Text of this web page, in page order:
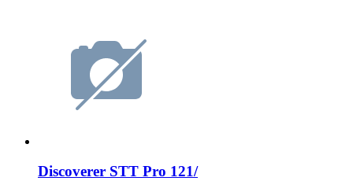
Discoverer STT Pro 121/